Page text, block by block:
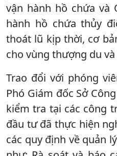
vận hành hồ chứa và
hành hồ chứa thủy
thoát lũ kịp thời, cơ
cho vùng thượng du
Trao đổi với phóng
Phó Giám đốc Sở
kiểm tra tại các công
đầu tư đã thực hiện
các quy định về quản